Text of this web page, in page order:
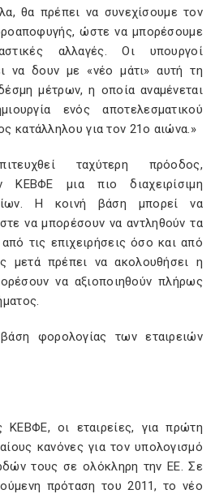
θα πρέπει να συνεχίσουμε τον
ώστε να μπορέσουμε
αλλαγές. Οι υπουργοί
να δουν με «νέο μάτι» αυτή τη
μέτρων, η οποία αναμένεται
ενός αποτελεσματικού
κατάλληλου για τον 21ο αιώνα.»
ταχύτερη πρόοδος,
ΚΕΒΦΕ μια πιο διαχειρίσιμη
Η κοινή βάση μπορεί να
να μπορέσουν να αντληθούν τα
τις επιχειρήσεις όσο και από
μετά πρέπει να ακολουθήσει η
να αξιοποιηθούν πλήρως
φορολογίας των εταιρειών
οι εταιρείες, για πρώτη
κανόνες για τον υπολογισμό
τους σε ολόκληρη την ΕΕ. Σε
πρόταση του 2011, το νέο